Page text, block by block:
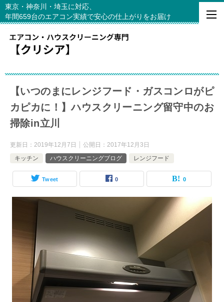
東京・神奈川・埼玉に対応、
年間659台のエアコン実績で安心の仕上がりをお届け
【いつのまにレンジフード・ガスコンロがピ
カピカに！】ハウスクリーニング留守中のお
掃除in立川
更新日： 2019年12月7日 公開日： 2017年12月3日
キッチン
ハウスクリーニングブログ レンジフード
Tweet 0 0